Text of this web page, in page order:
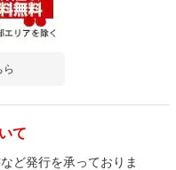
ら
て
ど発行を承っておりま